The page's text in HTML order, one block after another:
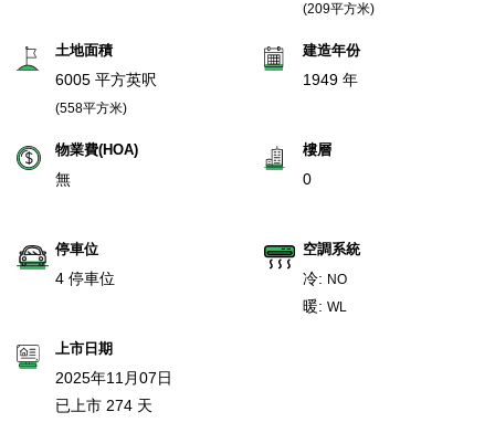
(209平方米)
土地面積
6005 平方英呎
(558平方米)
建造年份
1949 年
物業費(HOA)
無
樓層
0
停車位
4 停車位
空調系統
冷: NO
暖: WL
上市日期
2025年11月07日
已上市 274 天